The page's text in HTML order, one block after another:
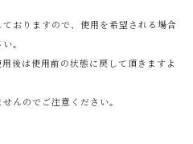
おりますので、使用を希望される場合
。
後は使用前の状態に戻して頂きますよ
んのでご注意ください。